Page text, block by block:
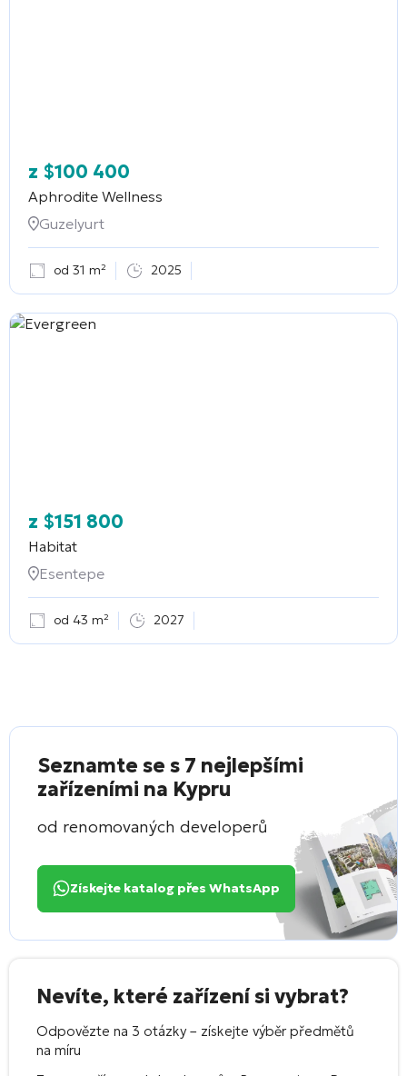
z $100 400
Aphrodite Wellness
Guzelyurt
od 31 m² 2025
z $151 800
Habitat
Esentepe
od 43 m² 2027
Seznamte se s 7 nejlepšími
zařízeními na Kypru
od renomovaných developerů
Získejte katalog přes WhatsApp
Nevíte, které zařízení si vybrat?
Odpovězte na 3 otázky – získejte výběr předmětů
na míru